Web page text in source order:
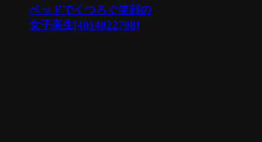
ベッドでくつろぐ笑顔の
女子高生[4014822708]